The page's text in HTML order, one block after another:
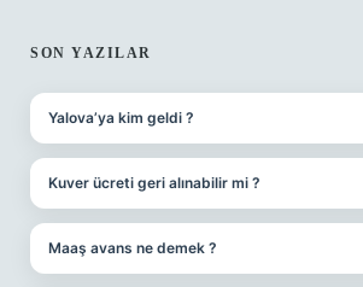
SON YAZILAR
Yalova’ya kim geldi ?
Kuver ücreti geri alınabilir mi ?
Maaş avans ne demek ?